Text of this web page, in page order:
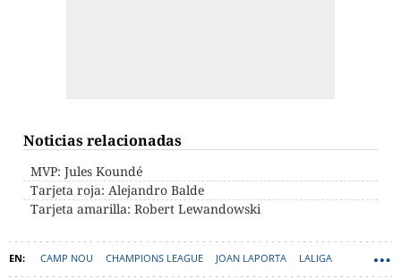
Noticias relacionadas
MVP: Jules Koundé
Tarjeta roja: Alejandro Balde
Tarjeta amarilla: Robert Lewandowski
CAMP NOU CHAMPIONS LEAGUE JOAN LAPORTA LALIGA